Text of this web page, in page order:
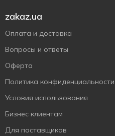
zakaz.ua
Оплата и доставка
Вопросы и ответы
Оферта
Политика конфиденциальности
Условия использования
Бизнес клиентам
Для поставщиков